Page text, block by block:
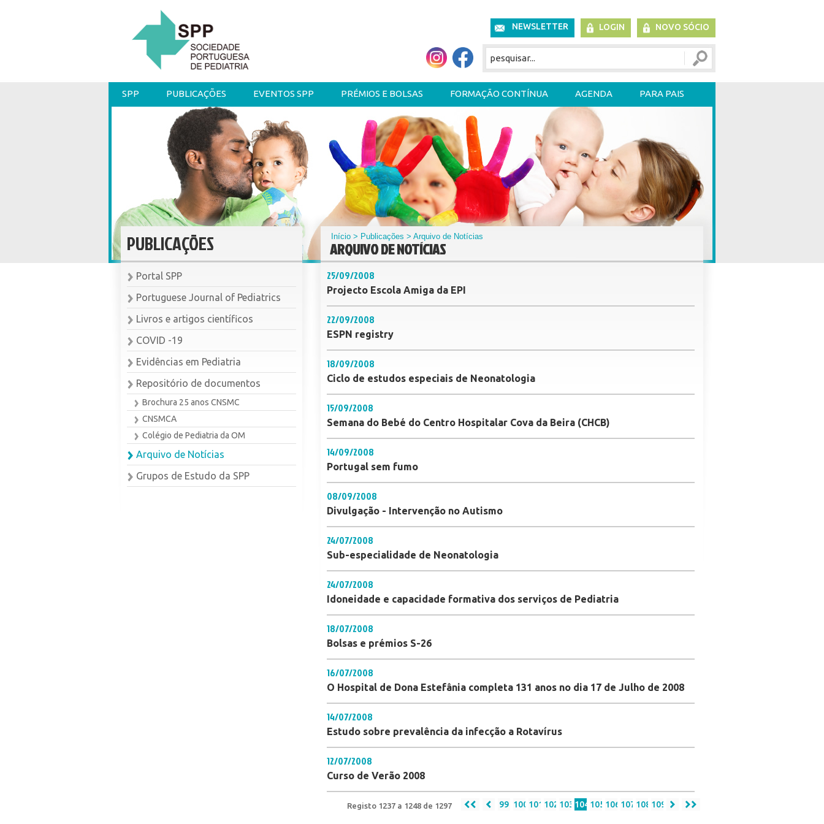
NEWSLETTER LOGIN NOVO SÓCIO
SPP PUBLICAÇÕES EVENTOS SPP PRÉMIOS E BOLSAS FORMAÇÃO CONTÍNUA AGENDA PARA PAIS
PUBLICAÇÕES
Portal SPP
Portuguese Journal of Pediatrics
Livros e artigos científicos
COVID -19
Evidências em Pediatria
Repositório de documentos
Brochura 25 anos CNSMC
CNSMCA
Colégio de Pediatria da OM
Arquivo de Notícias
Grupos de Estudo da SPP
Início > Publicações > Arquivo de Notícias
ARQUIVO DE NOTÍCIAS
25/09/2008
Projecto Escola Amiga da EPI
22/09/2008
ESPN registry
18/09/2008
Ciclo de estudos especiais de Neonatologia
15/09/2008
Semana do Bebé do Centro Hospitalar Cova da Beira (CHCB)
14/09/2008
Portugal sem fumo
08/09/2008
Divulgação - Intervenção no Autismo
24/07/2008
Sub-especialidade de Neonatologia
24/07/2008
Idoneidade e capacidade formativa dos serviços de Pediatria
18/07/2008
Bolsas e prémios S-26
16/07/2008
O Hospital de Dona Estefânia completa 131 anos no dia 17 de Julho de 2008
14/07/2008
Estudo sobre prevalência da infecção a Rotavírus
12/07/2008
Curso de Verão 2008
Registo 1237 a 1248 de 1297 99 100 101 102 103 104 105 106 107 108 109